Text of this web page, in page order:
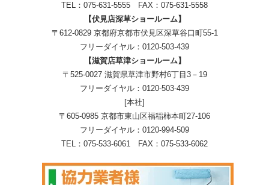
TEL： 075-631-5555 FAX：075-631-5558
【伏見店深草ショールーム】
〒612-0829 京都府京都市伏見区深草谷口町55-1
フリーダイヤル： 0120-503-439
【滋賀店草津ショールーム】
〒525-0027 滋賀県草津市野村6丁目3－19
フリーダイヤル： 0120-503-439
[本社]
〒605-0985 京都市東山区福稲柿本町27-106
フリーダイヤル： 0120-994-509
TEL： 075-533-6061 FAX：075-533-6062